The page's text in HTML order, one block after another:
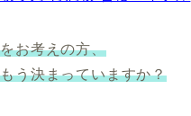
お考えの方、
う決まっていますか？